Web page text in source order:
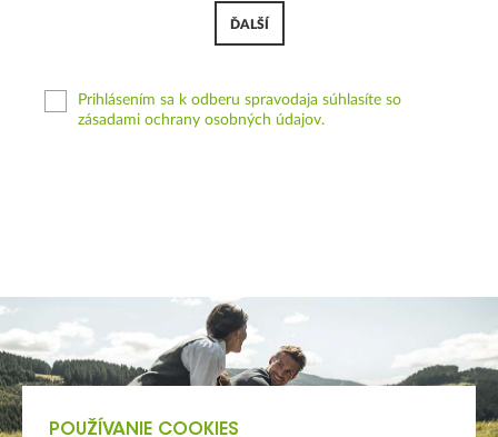
ĎALŠÍ
Prihlásením sa k odberu spravodaja súhlasíte so
zásadami ochrany osobných údajov.
POUŽÍVANIE COOKIES